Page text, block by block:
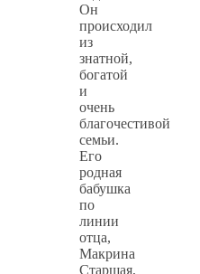
Он
происходил
из
знатной,
богатой
и
очень
благочестивой
семьи.
Его
родная
бабушка
по
линии
отца,
Макрина
Старшая,